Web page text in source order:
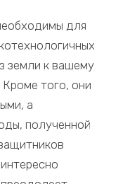
для
земли к вашему
Кроме того, они
а
полученной